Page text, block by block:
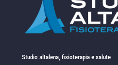
Studio altalena, fisioterapia e salute